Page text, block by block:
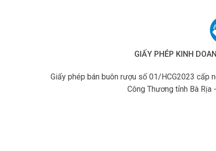
GIẤY PHÉP KINH
Giấy phép bán buôn rượu số 01/HCG2023 cấp
Công Thương tỉnh Bà Rịa